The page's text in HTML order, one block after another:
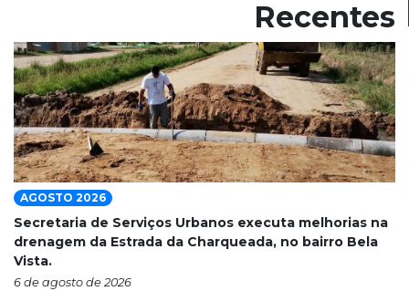
Recentes
AGOSTO 2026
Secretaria de Serviços Urbanos executa melhorias na
drenagem da Estrada da Charqueada, no bairro Bela
Vista.
6 de agosto de 2026